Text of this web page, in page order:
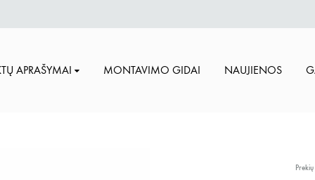
APRAŠYMAI MONTAVIMO GIDAI NAUJIENOS